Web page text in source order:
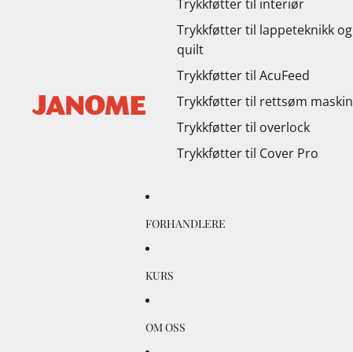
Trykkføtter til interiør
Trykkføtter til lappeteknikk og
quilt
Trykkføtter til AcuFeed
Trykkføtter til rettsøm maskin
Trykkføtter til overlock
Trykkføtter til Cover Pro
FORHANDLERE
KURS
OM OSS